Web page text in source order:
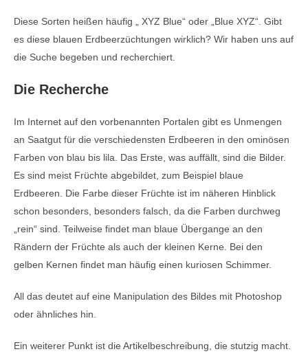
Diese Sorten heißen häufig „ XYZ Blue“ oder „Blue XYZ“. Gibt
es diese blauen Erdbeerzüchtungen wirklich? Wir haben uns auf
die Suche begeben und recherchiert.
Die Recherche
Im Internet auf den vorbenannten Portalen gibt es Unmengen
an Saatgut für die verschiedensten Erdbeeren in den ominösen
Farben von blau bis lila. Das Erste, was auffällt, sind die Bilder.
Es sind meist Früchte abgebildet, zum Beispiel blaue
Erdbeeren. Die Farbe dieser Früchte ist im näheren Hinblick
schon besonders, besonders falsch, da die Farben durchweg
„rein“ sind. Teilweise findet man blaue Übergange an den
Rändern der Früchte als auch der kleinen Kerne. Bei den
gelben Kernen findet man häufig einen kuriosen Schimmer.
All das deutet auf eine Manipulation des Bildes mit Photoshop
oder ähnliches hin.
Ein weiterer Punkt ist die Artikelbeschreibung, die stutzig macht.